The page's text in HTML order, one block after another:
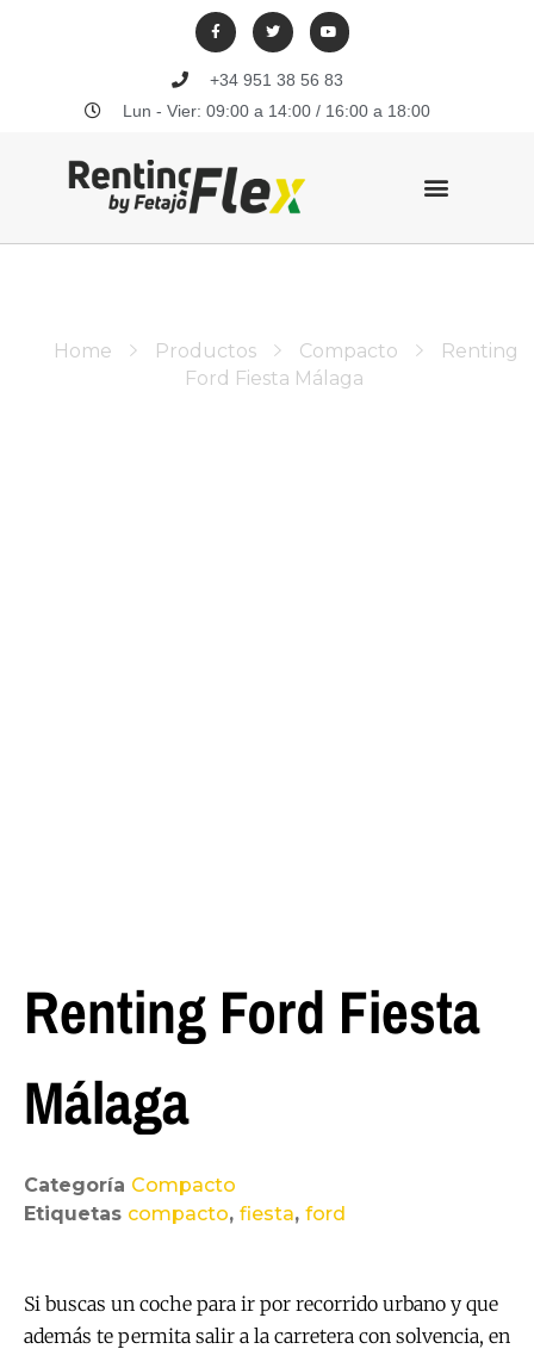
+34 951 38 56 83
Lun - Vier: 09:00 a 14:00 / 16:00 a 18:00
Home Productos Compacto
Renting
Ford Fiesta Málaga
Renting Ford Fiesta
Málaga
Categoría Compacto
Etiquetas compacto, fiesta, ford
Si buscas un coche para ir por recorrido urbano y que
además te permita salir a la carretera con solvencia, en